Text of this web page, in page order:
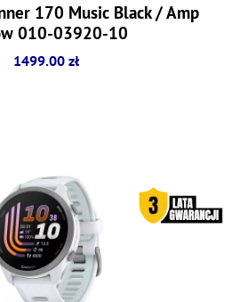
170 Music Black / Amp
010-03920-10
1499.00 zł